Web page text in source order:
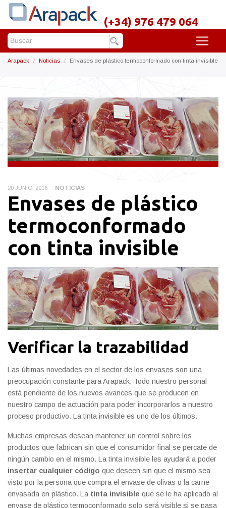
(+34) 976 479 064
Arapack Noticias Envases de plástico termoconformado con tinta invisible
20 JUNIO, 2016 NOTICIAS
Envases de plástico
termoconformado
con tinta invisible
Verificar la trazabilidad
Las últimas novedades en el sector de los envases son una
preocupación constante para Arapack. Todo nuestro personal
está pendiente de los nuevos avances que se producen en
nuestro campo de actuación para poder incorporarlos a nuestro
proceso productivo. La tinta invisible es uno de los últimos.
Muchas empresas desean mantener un control sobre los
productos que fabrican sin que el consumidor final se percate de
ningún cambio en el mismo. La tinta invisible les ayudará a poder
insertar cualquier código que deseen sin que el mismo sea
visto por la persona que compra el envase de olivas o la carne
envasada en plástico. Latinta invisible que se le ha aplicado al
envase de plástico termoconformado solo será visible si se pasa